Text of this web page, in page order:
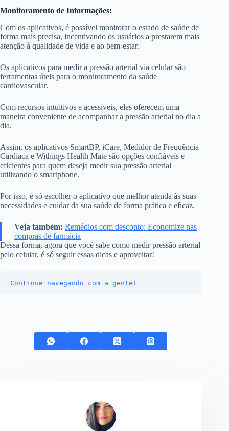
Monitoramento de Informações:
Com os aplicativos, é possível monitorar o estado de saúde de
forma mais precisa, incentivando os usuários a prestarem mais
atenção à qualidade de vida e ao bem-estar.
Os aplicativos para medir a pressão arterial via celular são
ferramentas úteis para o monitoramento da saúde
cardiovascular.
Com recursos intuitivos e acessíveis, eles oferecem uma
maneira conveniente de acompanhar a pressão arterial no dia a
dia.
Assim, os aplicativos SmartBP, iCare, Medidor de Frequência
Cardíaca e Withings Health Mate são opções confiáveis e
eficientes para quem deseja medir sua pressão arterial
utilizando o smartphone.
Por isso, é só escolher o aplicativo que melhor atenda às suas
necessidades e cuidar da sua saúde de forma prática e eficaz.
Veja também: Remédios com desconto: Economize nas
compras de farmácia
Dessa forma, agora que você sabe como medir pressão arterial
pelo celular, é só seguir essas dicas e aproveitar!
Continue navegando com a gente!